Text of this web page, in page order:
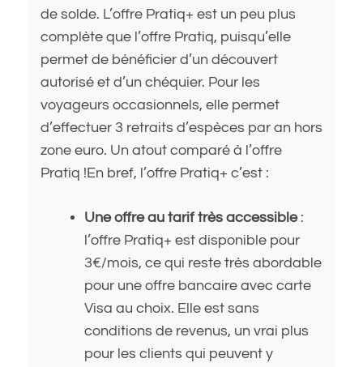
de solde. L’offre Pratiq+ est un peu plus
complète que l’offre Pratiq, puisqu’elle
permet de bénéficier d’un découvert
autorisé et d’un chéquier. Pour les
voyageurs occasionnels, elle permet
d’effectuer 3 retraits d’espèces par an hors
zone euro. Un atout comparé à l’offre
Pratiq !En bref, l’offre Pratiq+ c’est :
Une offre au tarif très accessible :
l’offre Pratiq+ est disponible pour
3€/mois, ce qui reste très abordable
pour une offre bancaire avec carte
Visa au choix. Elle est sans
conditions de revenus, un vrai plus
pour les clients qui peuvent y